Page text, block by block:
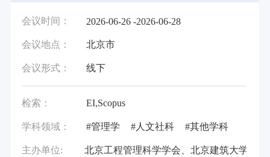
会议时间： 2026-06-26 -2026-06-28
会议地点： 北京市
会议形式： 线下
检索： EI,Scopus
学科领域： #管理学 #人文社科 #其他学科
主办单位: 北京工程管理科学学会、北京建筑大学、